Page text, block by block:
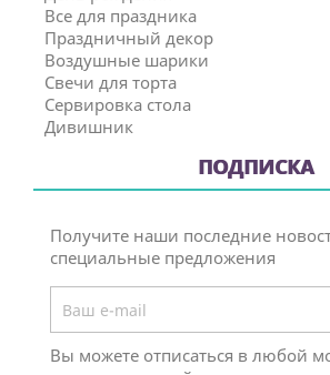
Все для праздника
Праздничный декор
Воздушные шарики
Свечи для торта
Сервировка стола
Дивишник
ПОДПИСКА
Получите наши последние
специальные предложения
Вы можете отписаться в любой